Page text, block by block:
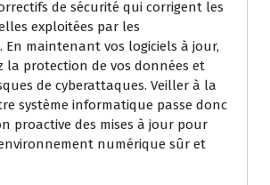
de sécurité qui corrigent les
exploitées par les
En maintenant vos logiciels à jour,
la protection de vos données et
de cyberattaques. Veiller à la
système informatique passe donc
proactive des mises à jour pour
numérique sûr et